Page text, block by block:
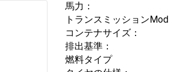
馬力：
トランスミッションMod
コンテナサイズ：
排出基準：
燃料タイプ